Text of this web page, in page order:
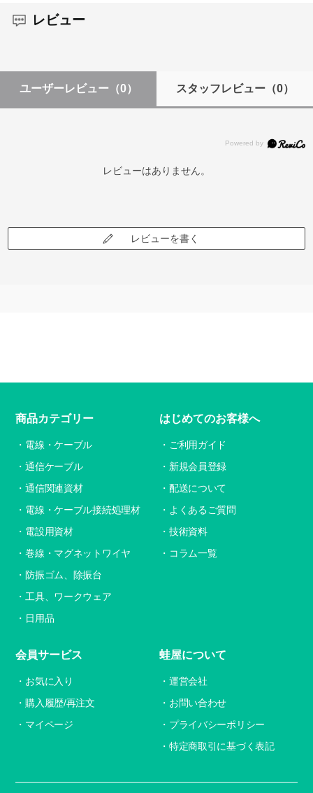
レビュー
ユーザーレビュー （0） スタッフレビュー（0）
レビューはありません。
レビューを書く
商品カテゴリー
電線・ケーブル
通信ケーブル
通信関連資材
電線・ケーブル接続処理材
電設用資材
巻線・マグネットワイヤ
防振ゴム、除振台
工具、ワークウェア
日用品
はじめてのお客様へ
ご利用ガイド
新規会員登録
配送について
よくあるご質問
技術資料
コラム一覧
会員サービス
お気に入り
購入履歴/再注文
マイページ
蛙屋について
運営会社
お問い合わせ
プライバシーポリシー
特定商取引に基づく表記